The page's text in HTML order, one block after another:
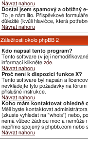
Návrat nahoru
Dostal jsem spamový a obtížný
To je nám líto. Příspěvkové
důležité (kvůli hlavičce, která
Návrat nahoru
Záležitosti okolo phpBB 2
Kdo napsal tento program?
Tento software (v její
informací klikněte zde.
Návrat nahoru
Proč není k dispozici funkce X?
Tento software byl napsán a
nevkládejte tyto požadavky na
příslušné instrukce.
Návrat nahoru
Koho mám kontaktovat ohledně
Měli byste kontaktovat
(zkuste vyhledat na "whois") nebo,
nemá vůbec žádnou moc a nemůže
nepřímo spojený s phpbb.com nebo
Návrat nahoru